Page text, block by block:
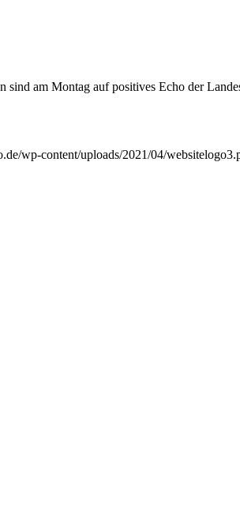
am Montag auf positives Echo der
wp-content/uploads/2021/04/